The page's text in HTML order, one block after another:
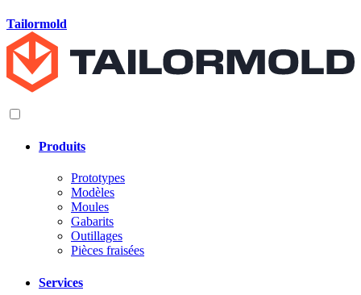
Tailormold
Produits
Prototypes
Modèles
Moules
Gabarits
Outillages
Pièces fraisées
Services